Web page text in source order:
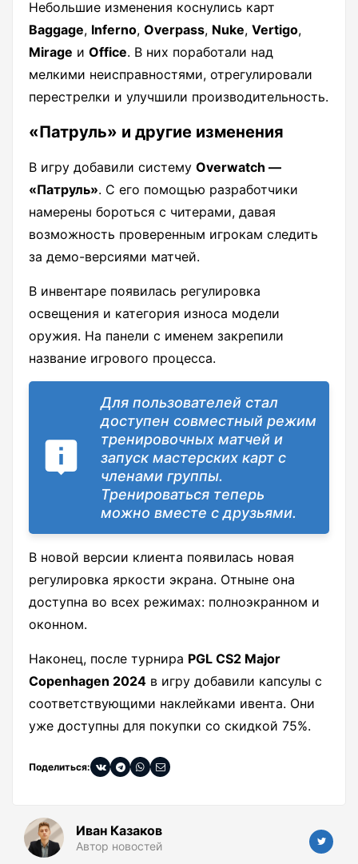
Небольшие изменения коснулись карт
Baggage, Inferno, Overpass, Nuke, Vertigo,
Mirage и Office. В них поработали над
мелкими неисправностями, отрегулировали
перестрелки и улучшили производительность.
«Патруль» и другие изменения
В игру добавили систему Overwatch —
«Патруль». С его помощью разработчики
намерены бороться с читерами, давая
возможность проверенным игрокам следить
за демо-версиями матчей.
В инвентаре появилась регулировка
освещения и категория износа модели
оружия. На панели с именем закрепили
название игрового процесса.
Для пользователей стал
доступен совместный режим
тренировочных матчей и
запуск мастерских карт с
членами группы.
Тренироваться теперь
можно вместе с друзьями.
В новой версии клиента появилась новая
регулировка яркости экрана. Отныне она
доступна во всех режимах: полноэкранном и
оконном.
Наконец, после турнира PGL CS2 Major
Copenhagen 2024 в игру добавили капсулы с
соответствующими наклейками ивента. Они
уже доступны для покупки со скидкой 75%.
Поделиться:
Иван Казаков
Автор новостей